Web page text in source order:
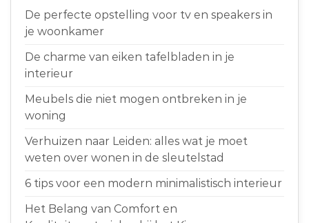
De perfecte opstelling voor tv en speakers in
je woonkamer
De charme van eiken tafelbladen in je
interieur
Meubels die niet mogen ontbreken in je
woning
Verhuizen naar Leiden: alles wat je moet
weten over wonen in de sleutelstad
6 tips voor een modern minimalistisch interieur
Het Belang van Comfort en